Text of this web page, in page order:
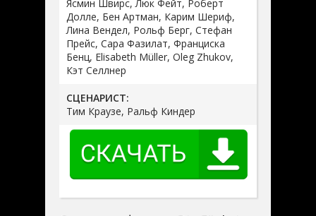
Ясмин Швирс, Люк Фейт, Роберт
Долле, Бен Артман, Карим Шериф,
Лина Вендел, Рольф Берг, Стефан
Прейс, Сара Фазилат, Франциска
Бенц, Elisabeth Müller, Oleg Zhukov,
Кэт Селлнер
СЦЕНАРИСТ:
Тим Краузе, Ральф Киндер